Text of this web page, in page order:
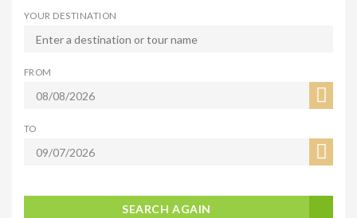
YOUR DESTINATION
FROM
TO
SEARCH AGAIN